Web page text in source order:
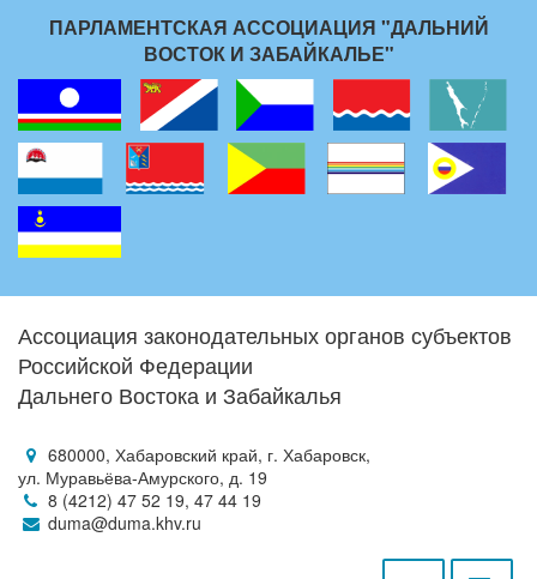
ПАРЛАМЕНТСКАЯ АССОЦИАЦИЯ "ДАЛЬНИЙ
ВОСТОК И ЗАБАЙКАЛЬЕ"
Ассоциация законодательных органов субъектов
Российской Федерации
Дальнего Востока и Забайкалья
680000, Хабаровский край, г. Хабаровск,
ул. Муравьёва-Амурского, д. 19
8 (4212) 47 52 19, 47 44 19
duma@duma.khv.ru